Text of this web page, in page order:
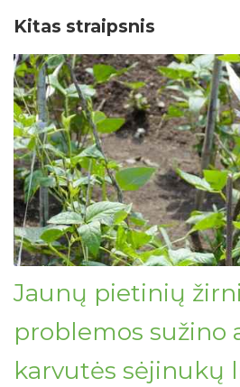
Kitas straipsnis
Jaunų pietinių
problemos sužino
karvutės sėjinukų